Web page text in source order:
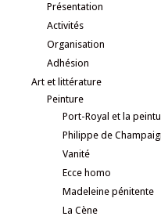
Présentation
Activités
Organisation
Adhésion
Art et littérature
Peinture
Port-Royal et la
Philippe de
Vanité
Ecce homo
Madeleine pénitente
La Cène